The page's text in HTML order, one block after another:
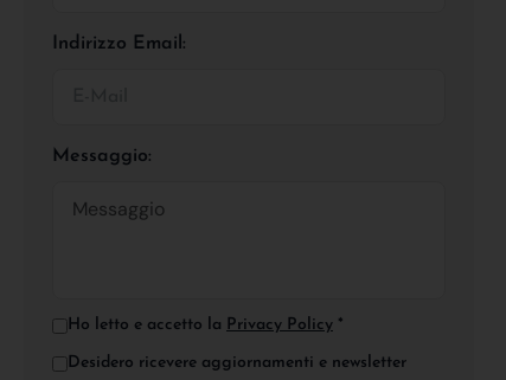
Indirizzo Email:
Messaggio:
Ho letto e accetto la Privacy Policy *
Desidero ricevere aggiornamenti e newsletter